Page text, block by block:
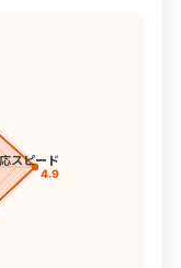
スピード
4.9